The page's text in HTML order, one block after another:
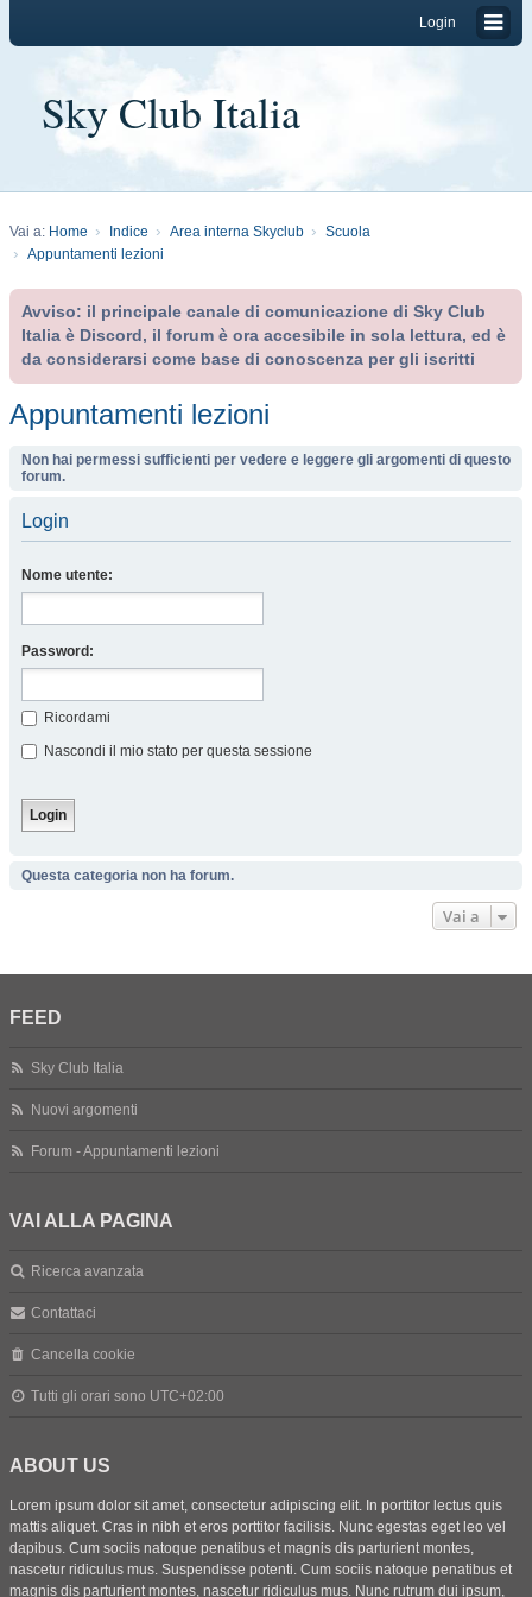
Login
Sky Club Italia
Vai a: Home Indice Area interna Skyclub
Scuola
Appuntamenti lezioni
Avviso: il principale canale di comunicazione di Sky Club
Italia è Discord, il forum è ora accesibile in sola lettura, ed è
da considerarsi come base di conoscenza per gli iscritti
Appuntamenti lezioni
Non hai permessi sufficienti per vedere e leggere gli argomenti di questo
forum.
Login
Nome utente:
Password:
Ricordami
Nascondi il mio stato per questa sessione
Questa categoria non ha forum.
Vai a
FEED
Sky Club Italia
Nuovi argomenti
Forum - Appuntamenti lezioni
VAI ALLA PAGINA
Ricerca avanzata
Contattaci
Cancella cookie
Tutti gli orari sono UTC+02:00
ABOUT US
Lorem ipsum dolor sit amet, consectetur adipiscing elit. In porttitor lectus quis
mattis aliquet. Cras in nibh et eros porttitor facilisis. Nunc egestas eget leo vel
dapibus. Cum sociis natoque penatibus et magnis dis parturient montes,
nascetur ridiculus mus. Suspendisse potenti. Cum sociis natoque penatibus et
magnis dis parturient montes, nascetur ridiculus mus. Nunc rutrum dui ipsum,